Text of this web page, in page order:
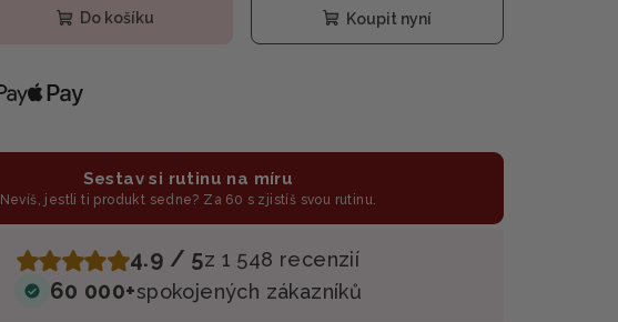
Do košíku Koupit nyní
Sestav si rutinu na míru
Nevíš, jestli ti produkt sedne? Za 60 s zjistíš svou rutinu.
4.9 / 5z 1 548 recenzií
60 000+spokojených zákazníků